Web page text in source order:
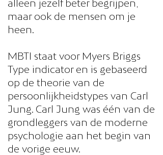
alleen jezelf beter begrijpen,
maar ook de mensen om je
heen.
MBTI staat voor Myers Briggs
Type indicator en is gebaseerd
op de theorie van de
persoonlijkheidstypes van Carl
Jung. Carl Jung was één van de
grondleggers van de moderne
psychologie aan het begin van
de vorige eeuw.